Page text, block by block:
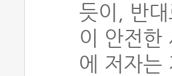
듯이, 반
이 안전한
에 저자는